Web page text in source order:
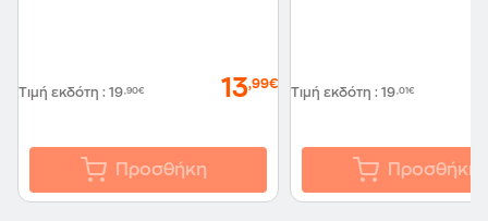
Τιμή εκδότη : 19,90€ 13,99€
Προσθήκη
Τιμή εκδότη : 19,01€
Προσθήκη